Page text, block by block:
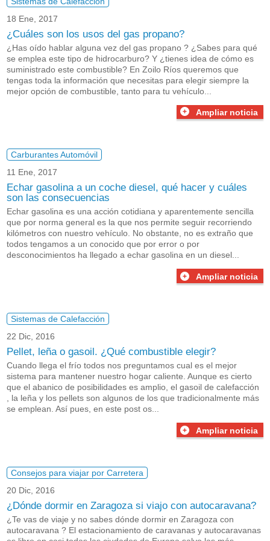
18 Ene, 2017
¿Cuáles son los usos del gas propano?
¿Has oído hablar alguna vez del gas propano ? ¿Sabes para qué
se emplea este tipo de hidrocarburo? Y ¿tienes idea de cómo es
suministrado este combustible? En Zoilo Ríos queremos que
tengas toda la información que necesitas para elegir siempre la
mejor opción de combustible, tanto para tu vehículo...
Ampliar noticia
Carburantes Automóvil
11 Ene, 2017
Echar gasolina a un coche diesel, qué hacer y cuáles
son las consecuencias
Echar gasolina es una acción cotidiana y aparentemente sencilla
que por norma general es la que nos permite seguir recorriendo
kilómetros con nuestro vehículo. No obstante, no es extraño que
todos tengamos a un conocido que por error o por
desconocimientos ha llegado a echar gasolina en un diesel...
Ampliar noticia
Sistemas de Calefacción
22 Dic, 2016
Pellet, leña o gasoil. ¿Qué combustible elegir?
Cuando llega el frío todos nos preguntamos cual es el mejor
sistema para mantener nuestro hogar caliente. Aunque es cierto
que el abanico de posibilidades es amplio, el gasoil de calefacción
, la leña y los pellets son algunos de los que tradicionalmente más
se emplean. Así pues, en este post os...
Ampliar noticia
Consejos para viajar por Carretera
20 Dic, 2016
¿Dónde dormir en Zaragoza si viajo con autocaravana?
¿Te vas de viaje y no sabes dónde dormir en Zaragoza con
autocaravana ? El estacionamiento de caravanas y autocaravanas